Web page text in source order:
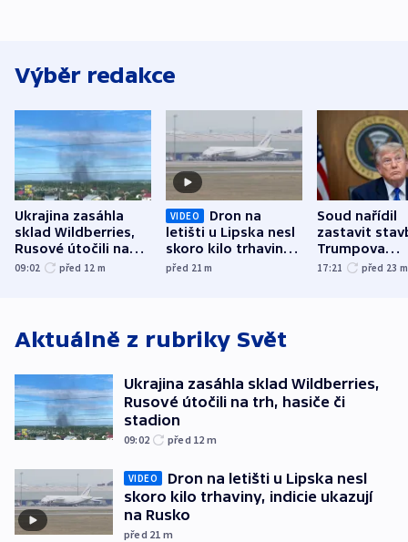
Výběr redakce
Ukrajina zasáhla
sklad Wildberries,
Rusové útočili na
trh, hasiče či
09:02 před 12 m
VIDEO
Dron na
letišti u Lipska nesl
skoro kilo trhaviny,
indicie ukazují na
před 21m
Soud nařídil
zastavit
Trumpova
tanečního
17:21 před 23 m
Aktuálně z rubriky Svět
Ukrajina zasáhla sklad Wildberries,
Rusové útočili na trh, hasiče či
stadion
09:02 před 12 m
VIDEO
Dron na letišti u Lipska nesl
skoro kilo trhaviny, indicie ukazují
na Rusko
před 21 m